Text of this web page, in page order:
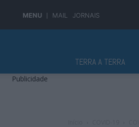
MENU MAIL JORNAIS
TERRA A TERRA
Publicidade